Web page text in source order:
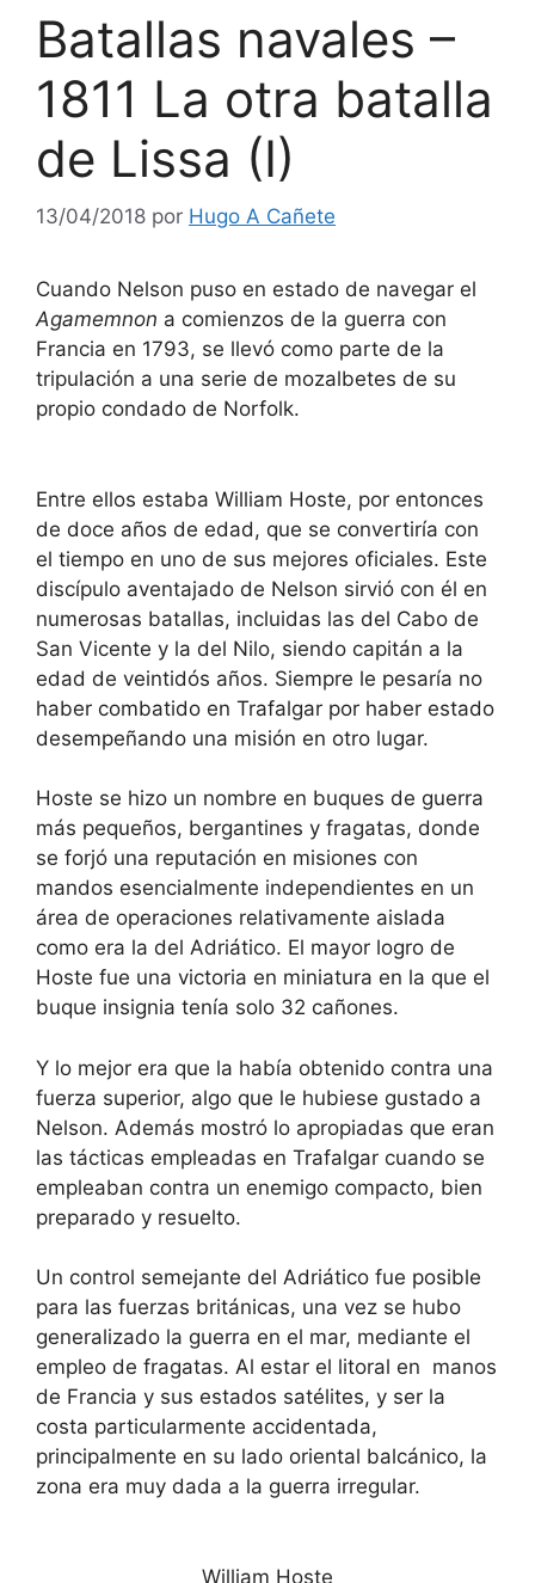
Batallas navales –
1811 La otra batalla
de Lissa (I)
13/04/2018 por Hugo A Cañete
Cuando Nelson puso en estado de navegar el
Agamemnon a comienzos de la guerra con
Francia en 1793, se llevó como parte de la
tripulación a una serie de mozalbetes de su
propio condado de Norfolk.
Entre ellos estaba William Hoste, por entonces
de doce años de edad, que se convertiría con
el tiempo en uno de sus mejores oficiales. Este
discípulo aventajado de Nelson sirvió con él en
numerosas batallas, incluidas las del Cabo de
San Vicente y la del Nilo, siendo capitán a la
edad de veintidós años. Siempre le pesaría no
haber combatido en Trafalgar por haber estado
desempeñando una misión en otro lugar.
Hoste se hizo un nombre en buques de guerra
más pequeños, bergantines y fragatas, donde
se forjó una reputación en misiones con
mandos esencialmente independientes en un
área de operaciones relativamente aislada
como era la del Adriático. El mayor logro de
Hoste fue una victoria en miniatura en la que el
buque insignia tenía solo 32 cañones.
Y lo mejor era que la había obtenido contra una
fuerza superior, algo que le hubiese gustado a
Nelson. Además mostró lo apropiadas que eran
las tácticas empleadas en Trafalgar cuando se
empleaban contra un enemigo compacto, bien
preparado y resuelto.
Un control semejante del Adriático fue posible
para las fuerzas británicas, una vez se hubo
generalizado la guerra en el mar, mediante el
empleo de fragatas. Al estar el litoral en manos
de Francia y sus estados satélites, y ser la
costa particularmente accidentada,
principalmente en su lado oriental balcánico, la
zona era muy dada a la guerra irregular.
William Hoste